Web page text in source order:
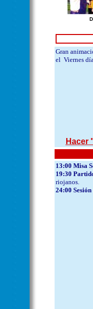
Gran
el Viernes
Hacer
13:00 Misa
19:30
riojanos.
24:00